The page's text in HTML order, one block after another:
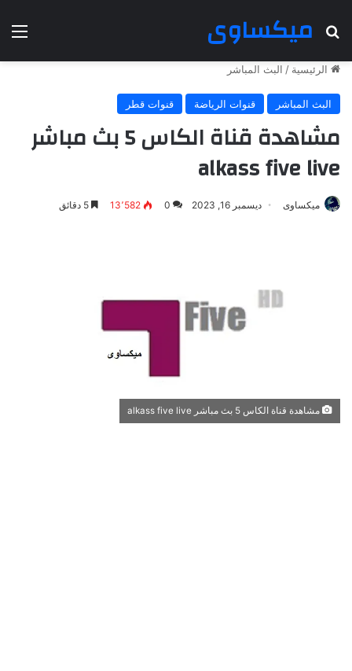
ميكساوى
بحث عن
الرئيسية / البث المباشر
البث المباشر قنوات الرياضة قنوات قطر
مشاهدة قناة الكاس 5 بث مباشر
alkass five live
ميكساوى ديسمبر 16, 2023 0 13٬582
مشاهدة قناة الكاس 5 بث مباشر alkass five live